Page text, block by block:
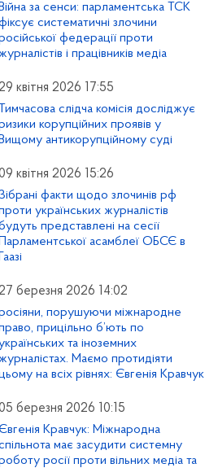
за сенси: парламентська ТСК
систематичні злочини
федерації проти
і працівників медіа
квітня 2026 17:55
Тимчасова слідча комісія досліджує
корупційних проявів у
Вищому антикорупційному суді
квітня 2026 15:26
факти щодо злочинів рф
українських журналістів
представлені на сесії
Парламентської асамблеї ОБСЄ в
Гаазі
березня 2026 14:02
порушуючи міжнародне
прицільно б’ють по
та іноземних
Маємо протидіяти
на всіх рівнях: Євгенія Кравчук
березня 2026 10:15
Євгенія Кравчук: Міжнародна
має засудити системну
росії проти вільних медіа та